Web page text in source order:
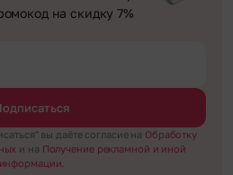
на скидку 7%
вы даёте согласие на Обработку
и на Получение рекламной и иной
информации.